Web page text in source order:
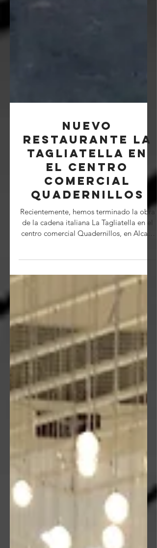
Nuevo
restaurante La
Tagliatella en
el centro
comercial
Quadernillos
Recientemente, hemos terminado la obra